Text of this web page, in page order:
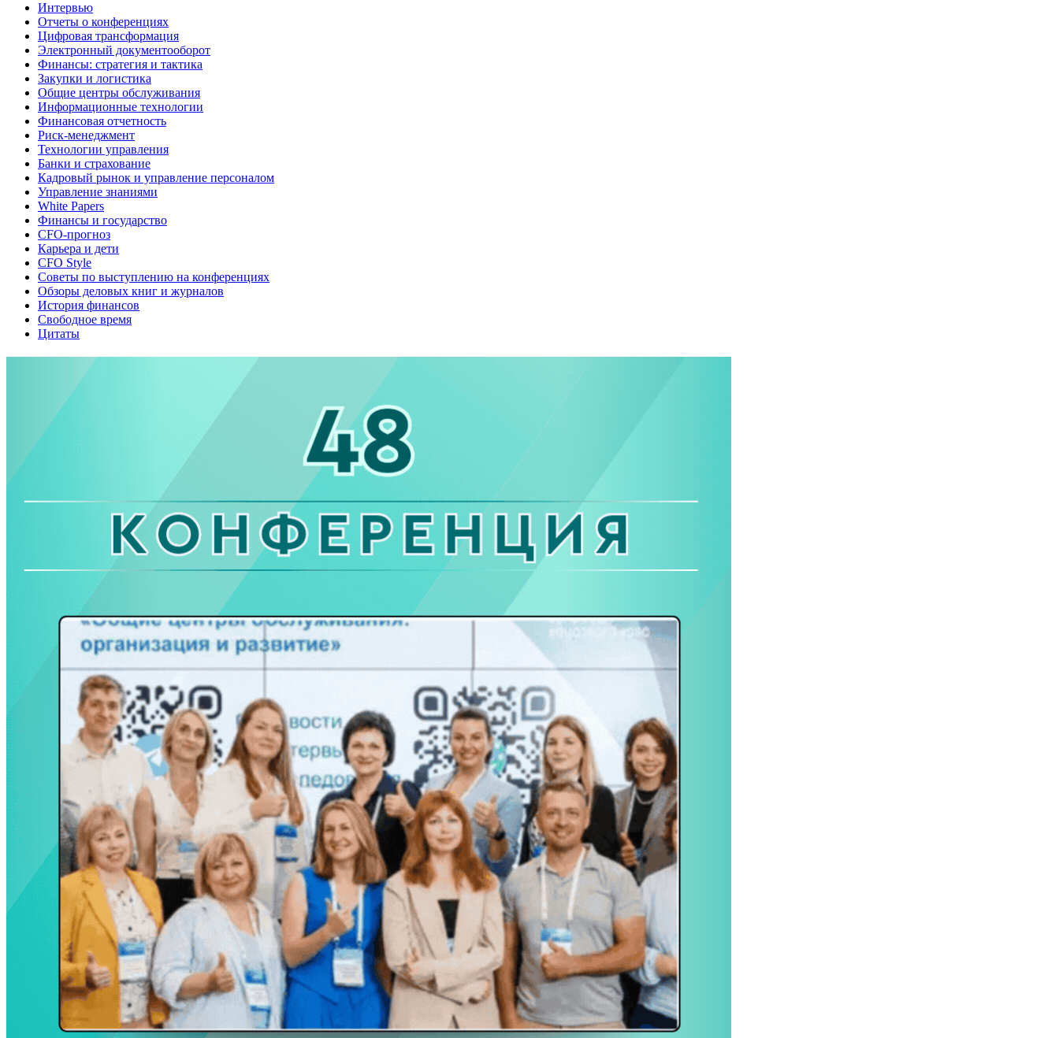
Интервью
Отчеты о конференциях
Цифровая трансформация
Электронный документооборот
Финансы: стратегия и тактика
Закупки и логистика
Общие центры обслуживания
Информационные технологии
Финансовая отчетность
Риск-менеджмент
Технологии управления
Банки и страхование
Кадровый рынок и управление персоналом
Управление знаниями
White Papers
Финансы и государство
CFO-прогноз
Карьера и дети
CFO Style
Советы по выступлению на конференциях
Обзоры деловых книг и журналов
История финансов
Свободное время
Цитаты